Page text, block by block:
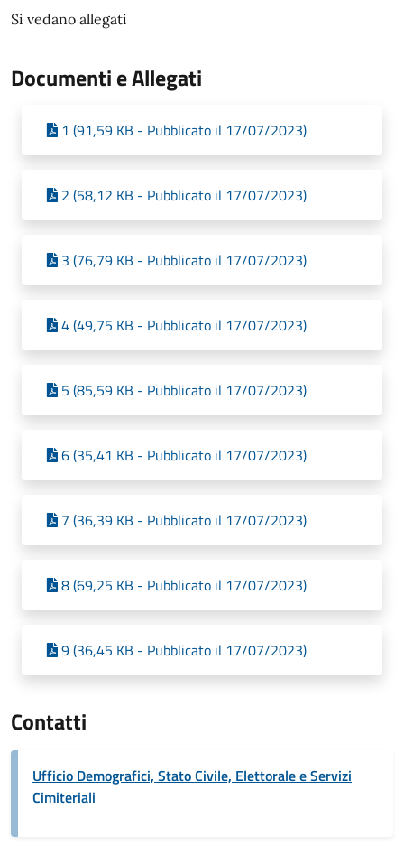
Si vedano allegati
Documenti e Allegati
1 (91,59 KB - Pubblicato il 17/07/2023)
2 (58,12 KB - Pubblicato il 17/07/2023)
3 (76,79 KB - Pubblicato il 17/07/2023)
4 (49,75 KB - Pubblicato il 17/07/2023)
5 (85,59 KB - Pubblicato il 17/07/2023)
6 (35,41 KB - Pubblicato il 17/07/2023)
7 (36,39 KB - Pubblicato il 17/07/2023)
8 (69,25 KB - Pubblicato il 17/07/2023)
9 (36,45 KB - Pubblicato il 17/07/2023)
Contatti
Ufficio Demografici, Stato Civile, Elettorale e Servizi
Cimiteriali